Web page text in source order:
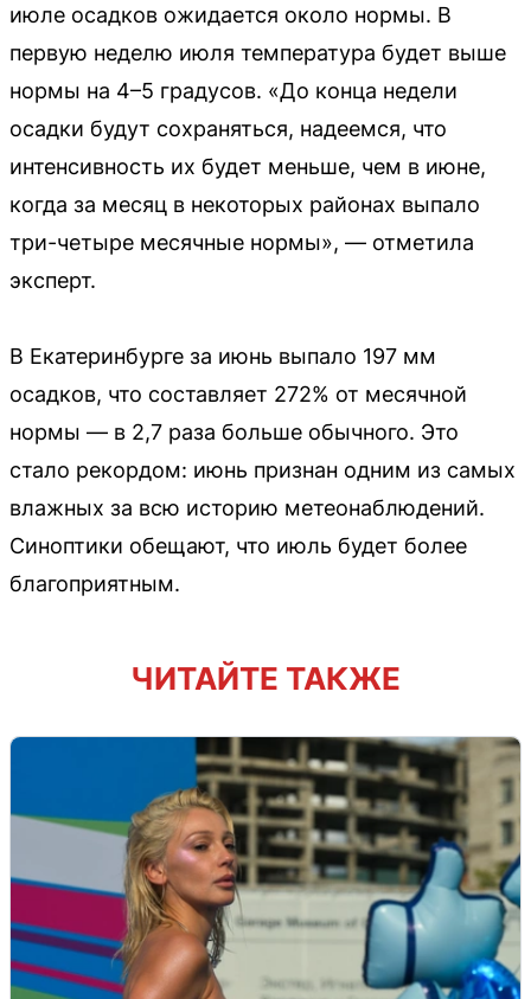
июле осадков ожидается около нормы. В
первую неделю июля температура будет выше
нормы на 4–5 градусов. «До конца недели
осадки будут сохраняться, надеемся, что
интенсивность их будет меньше, чем в июне,
когда за месяц в некоторых районах выпало
три-четыре месячные нормы», — отметила
эксперт.
В Екатеринбурге за июнь выпало 197 мм
осадков, что составляет 272% от месячной
нормы — в 2,7 раза больше обычного. Это
стало рекордом: июнь признан одним из самых
влажных за всю историю метеонаблюдений.
Синоптики обещают, что июль будет более
благоприятным.
ЧИТАЙТЕ ТАКЖЕ